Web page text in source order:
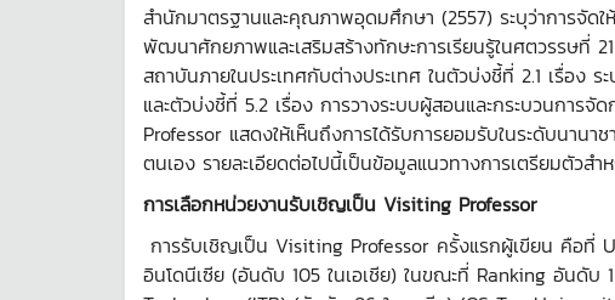
สำนักมาตรฐานและคุณภาพอุดมศึกษา (2557) ระบุว่าการจัด
พัฒนาศักยภาพและเสริมสร้างทักษะการเรียนรู้ในศตวรรษที่
สถาบันภายในประเทศกับต่างประเทศ ในตัวบ่งชี้ที่ 2.1 เรื่อง
และตัวบ่งชี้ที่ 5.2 เรื่อง การวางระบบผู้สอนและกระบวนกา
Professor แสดงให้เห็นถึงการได้รับการยอมรับในระดับนาน
ตนเอง รายละเอียดต่อไปนี้เป็นข้อมูลแนวทางการเตรียมตัว
การเลือกหน่วยงานรับเชิญเป็น Visiting Professor
การรับเชิญเป็น Visiting Professor ครั้งแรกผู้เขียน คือที่
อินโดนีเซีย (อันดับ 105 ในเอเชีย) ในขณะที่ Ranking อันดั